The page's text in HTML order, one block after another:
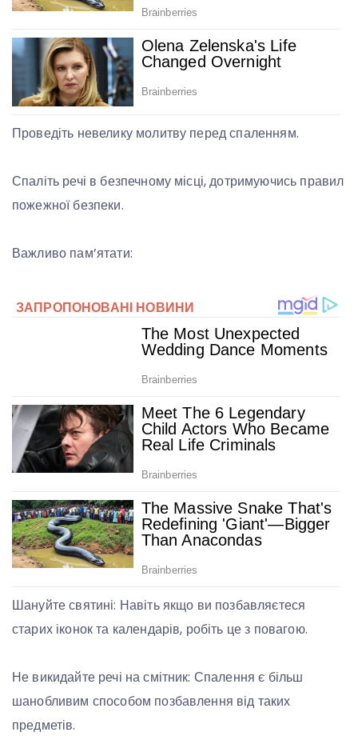
Проведіть невелику молитву перед спаленням.
Спаліть речі в безпечному місці, дотримуючись правил
пожежної безпеки.
Важливо пам’ятати:
Шануйте святині: Навіть якщо ви позбавляєтеся
старих іконок та календарів, робіть це з повагою.
Не викидайте речі на смітник: Спалення є більш
шанобливим способом позбавлення від таких
предметів.